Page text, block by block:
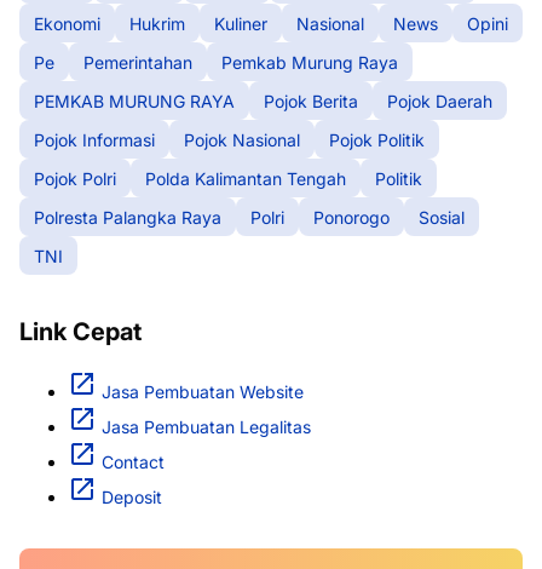
Ekonomi
Hukrim Kuliner Nasional News
Opini
Pe
Pemerintahan
Pemkab Murung Raya
PEMKAB MURUNG RAYA
Pojok Berita
Pojok Daerah
Pojok Informasi
Pojok Nasional
Pojok Politik
Pojok Polri
Polda Kalimantan Tengah
Politik
Polresta Palangka Raya
Polri Ponorogo
Sosial
TNI
Link Cepat
Jasa Pembuatan Website
Jasa Pembuatan Legalitas
Contact
Deposit